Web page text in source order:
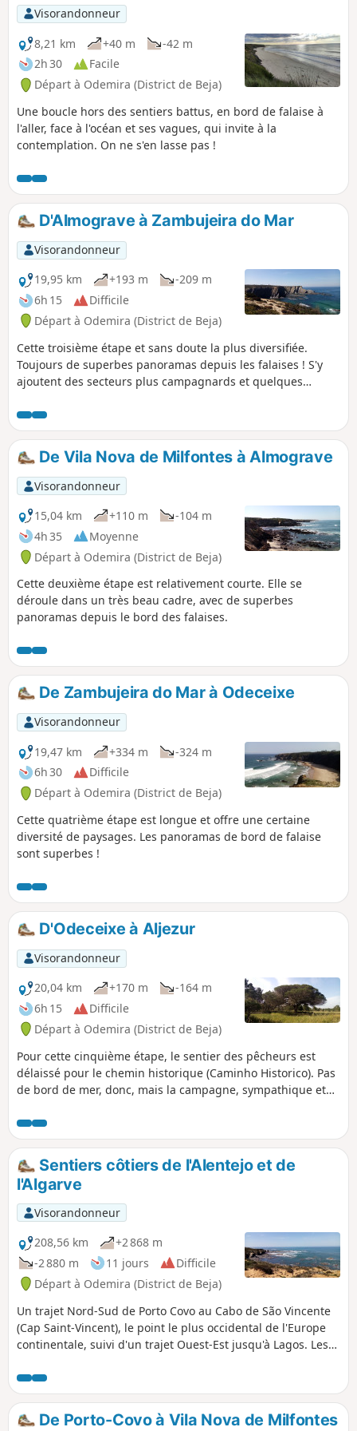
Visorandonneur
8,21 km
+40 m
-42 m
2h 30
Facile
Départ à Odemira (District de Beja)
Une boucle hors des sentiers battus, en bord de falaise à
l'aller, face à l'océan et ses vagues, qui invite à la
contemplation. On ne s'en lasse pas !
D'Almograve à Zambujeira do Mar
Visorandonneur
19,95 km
+193 m
-209 m
6h 15
Difficile
Départ à Odemira (District de Beja)
Cette troisième étape et sans doute la plus diversifiée.
Toujours de superbes panoramas depuis les falaises ! S'y
ajoutent des secteurs plus campagnards et quelques
De Vila Nova de Milfontes à Almograve
Visorandonneur
15,04 km
+110 m
-104 m
4h 35
Moyenne
Départ à Odemira (District de Beja)
Cette deuxième étape est relativement courte. Elle se
déroule dans un très beau cadre, avec de superbes
panoramas depuis le bord des falaises.
De Zambujeira do Mar à Odeceixe
Visorandonneur
19,47 km
+334 m
-324 m
6h 30
Difficile
Départ à Odemira (District de Beja)
Cette quatrième étape est longue et offre une certaine
diversité de paysages. Les panoramas de bord de falaise
sont superbes !
D'Odeceixe à Aljezur
Visorandonneur
20,04 km
+170 m
-164 m
6h 15
Difficile
Départ à Odemira (District de Beja)
Pour cette cinquième étape, le sentier des pêcheurs est
délaissé pour le chemin historique (Caminho Historico). Pas
de bord de mer, donc, mais la campagne, sympathique et
monotone ensuite.
Sentiers côtiers de l'Alentejo et de
l'Algarve
Visorandonneur
208,56 km
+2 868 m
-2 880 m
11 jours
Difficile
Départ à Odemira (District de Beja)
Un trajet Nord-Sud de Porto Covo au Cabo de São Vincente
(Cap Saint-Vincent), le point le plus occidental de l'Europe
continentale, suivi d'un trajet Ouest-Est jusqu'à Lagos. Les
dit des pêcheurs, souvent en bord de falaise avec de
superbes panoramas. L'itinéraire passe également à
l'intérieur des terres, en empruntant notamment le chemin
dit historique à travers la campagne. L'itinéraire permet
De Porto-Covo à Vila Nova de Milfontes